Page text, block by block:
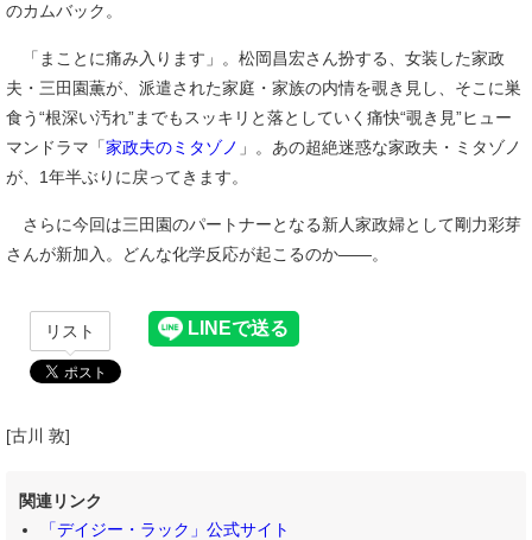
のカムバック。
「まことに痛み入ります」。松岡昌宏さん扮する、女装した家政
夫・三田園薫が、派遣された家庭・家族の内情を覗き見し、そこに巣
食う“根深い汚れ”までもスッキリと落としていく痛快“覗き見”ヒュー
マンドラマ「家政夫のミタゾノ 」。あの超絶迷惑な家政夫・ミタゾノ
が、1年半ぶりに戻ってきます。
さらに今回は三田園のパートナーとなる新人家政婦として剛力彩芽
さんが新加入。どんな化学反応が起こるのか――。
リスト
[古川 敦]
関連リンク
「デイジー・ラック」公式サイト